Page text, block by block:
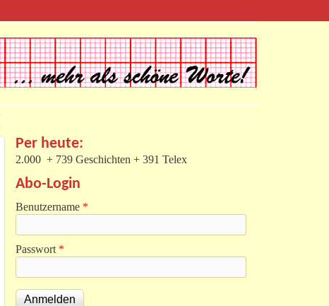
Per heute:
2.000 + 739 Geschichten + 391 Telex
Abo-Login
Benutzername *
Passwort *